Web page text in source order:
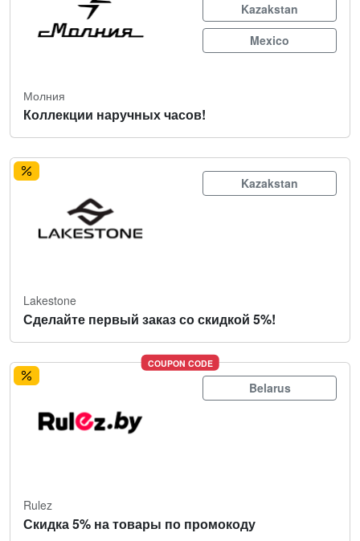
Kazakstan
Mexico
Молния
Коллекции наручных часов!
Kazakstan
Lakestone
Сделайте первый заказ со скидкой 5%!
COUPON CODE
Belarus
Rulez
Скидка 5% на товары по промокоду